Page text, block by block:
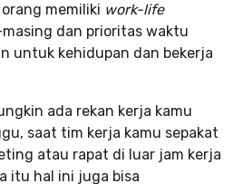
memiliki work-life
dan prioritas waktu
untuk kehidupan dan bekerja
ada rekan kerja kamu
saat tim kerja kamu sepakat
atau rapat di luar jam kerja
itu hal ini juga bisa